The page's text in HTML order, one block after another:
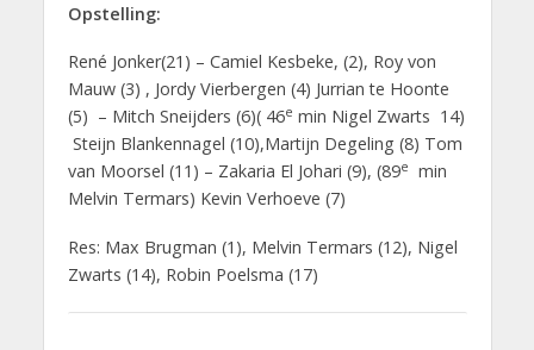
Opstelling:
René Jonker(21) – Camiel Kesbeke, (2), Roy von
Mauw (3) , Jordy Vierbergen (4) Jurrian te Hoonte
(5) – Mitch Sneijders (6)( 46e min Nigel Zwarts 14)
Steijn Blankennagel (10),Martijn Degeling (8) Tom
van Moorsel (11) – Zakaria El Johari (9), (89e
min
Melvin Termars) Kevin Verhoeve (7)
Res: Max Brugman (1), Melvin Termars (12), Nigel
Zwarts (14), Robin Poelsma (17)